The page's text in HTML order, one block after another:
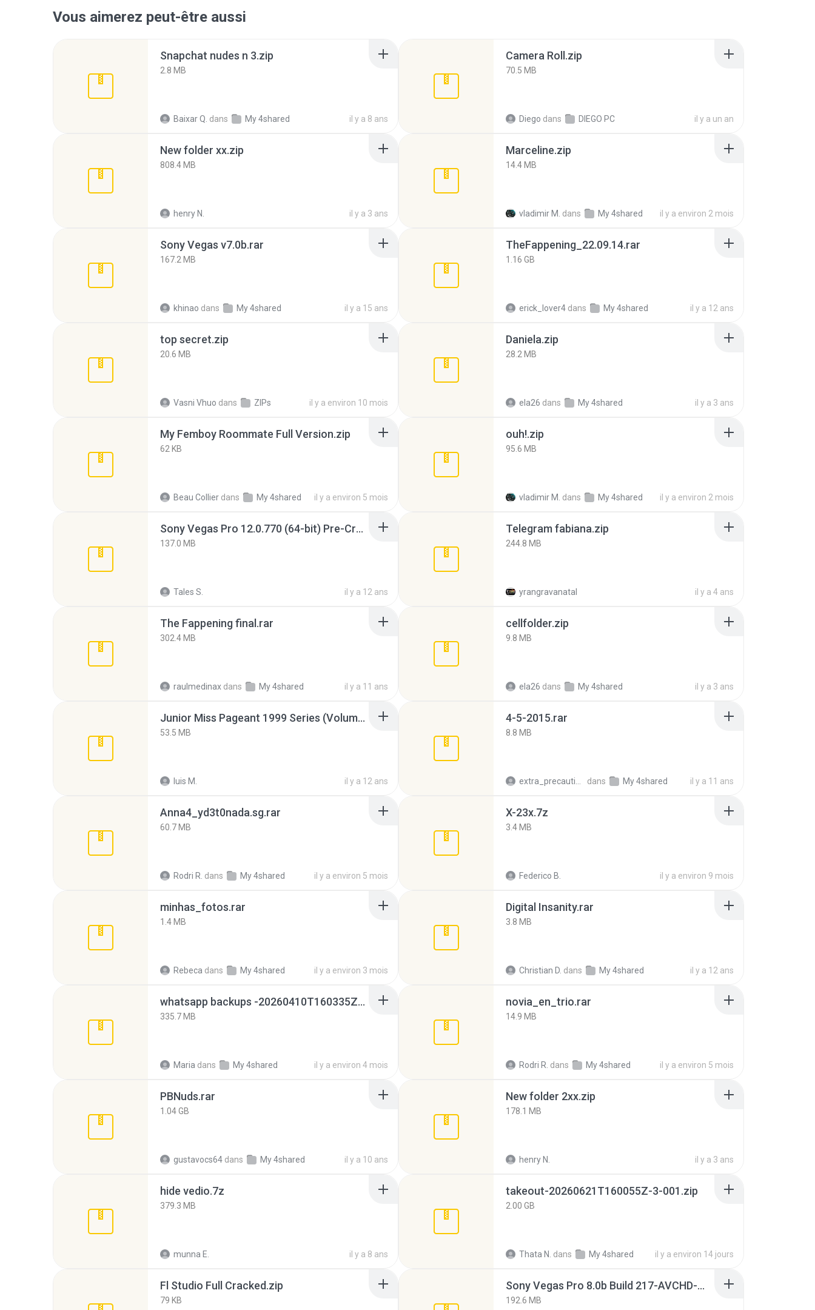
Vous aimerez peut-être aussi
Snapchat nudes n 3.zip
2.8 MB
Baixar Q. dans My 4shared il y a 8 ans
Camera Roll.zip
70.5 MB
Diego dans DIEGO PC il y a un an
New folder xx.zip
808.4 MB
henry N. il y a 3 ans
Marceline.zip
14.4 MB
vladimir M. dans My 4shared il y a environ 2 mois
Sony Vegas v7.0b.rar
167.2 MB
khinao dans My 4shared il y a 15 ans
TheFappening_22.09.14.rar
1.16 GB
erick_lover4 dans My 4shared il y a 12 ans
top secret.zip
20.6 MB
Vasni Vhuo dans ZIPs il y a environ 10 mois
Daniela.zip
28.2 MB
ela26 dans My 4shared il y a 3 ans
My Femboy Roommate Full Version.zip
62 KB
Beau Collier dans My 4shared il y a environ 5 mois
ouh!.zip
95.6 MB
vladimir M. dans My 4shared il y a environ 2 mois
Sony Vegas Pro 12.0.770 (64-bit) Pre-Cracked.zip
137.0 MB
Tales S. il y a 12 ans
Telegram fabiana.zip
244.8 MB
yrangravanatal il y a 4 ans
The Fappening final.rar
302.4 MB
raulmedinax dans My 4shared il y a 11 ans
cellfolder.zip
9.8 MB
ela26 dans My 4shared il y a 3 ans
Junior Miss Pageant 1999 Series (Volume I Part I NC 6).7z
53.5 MB
luis M. il y a 12 ans
4-5-2015.rar
8.8 MB
dans My 4shared il y a 11 ans
Anna4_yd3t0nada.sg.rar
60.7 MB
Rodri R. dans My 4shared il y a environ 5 mois
X-23x.7z
3.4 MB
Federico B. il y a environ 9 mois
minhas_fotos.rar
1.4 MB
Rebeca dans My 4shared il y a environ 3 mois
Digital Insanity.rar
3.8 MB
Christian D. dans My 4shared il y a 12 ans
whatsapp backups -20260410T160335Z-3-001.zip
335.7 MB
Maria dans My 4shared il y a environ 4 mois
novia_en_trio.rar
14.9 MB
Rodri R. dans My 4shared il y a environ 5 mois
PBNuds.rar
1.04 GB
gustavocs64 dans My 4shared il y a 10 ans
New folder 2xx.zip
178.1 MB
henry N. il y a 3 ans
hide vedio.7z
379.3 MB
munna E. il y a 8 ans
takeout-20260621T160055Z-3-001.zip
2.00 GB
Thata N. dans My 4shared il y a environ 14 jours
Fl Studio Full Cracked.zip
79 KB
Sony Vegas Pro 8.0b Build 217-AVCHD-MPG-AC3 FIXED.7z
192.6 MB